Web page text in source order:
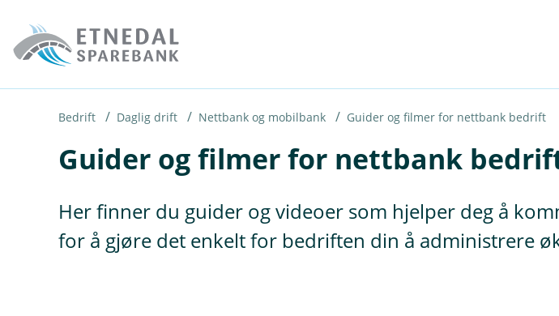
Bedrift Daglig drift Nettbank og mobilbank Guider og filmer for nettbank bedrift
Guider og filmer for nettbank
Her finner du guider og videoer som hjelper deg å
for å gjøre det enkelt for bedriften din å administrere